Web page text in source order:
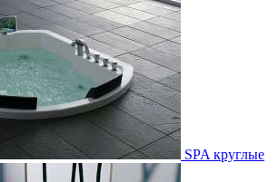
SPA круглые